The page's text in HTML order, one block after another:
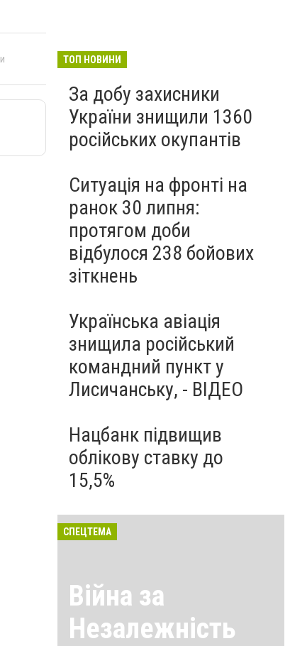
ТОП НОВИНИ
За добу захисники
України знищили 1360
російських окупантів
Ситуація на фронті на
ранок 30 липня:
протягом доби
відбулося 238 бойових
зіткнень
Українська авіація
знищила російський
командний пункт у
Лисичанську, - ВІДЕО
Нацбанк підвищив
облікову ставку до
15,5%
СПЕЦТЕМА
Війна за
Незалежність